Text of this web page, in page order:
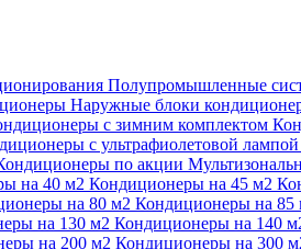
Полупромышленные
Наружные блоки
с зимним комплектом
с ультрафиолетовой лампой
по акции
на 40 м2 Кондиционеры на 45 м2
на 80 м2 Кондиционеры на 85
на 130 м2 Кондиционеры на 140
на 200 м2 Кондиционеры на 300